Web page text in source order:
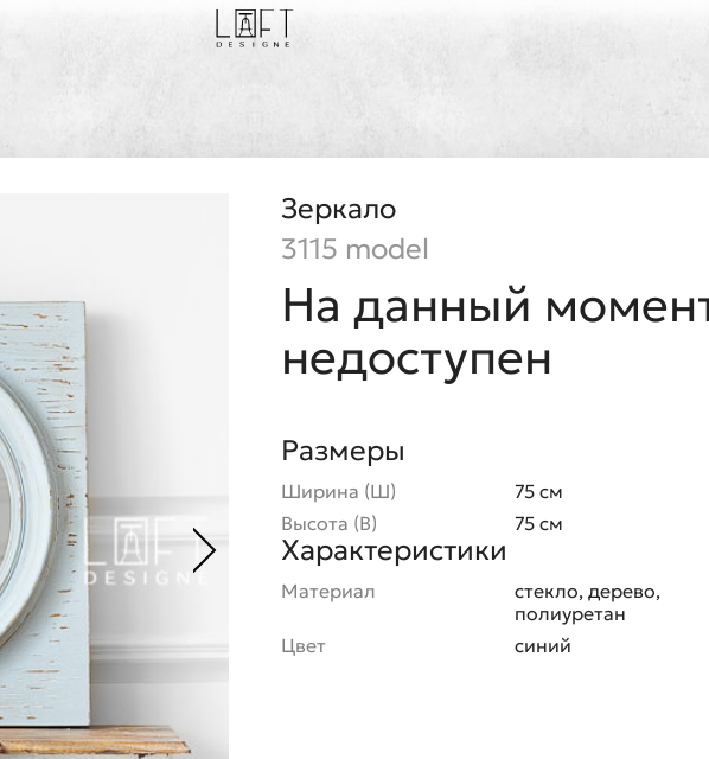
Зеркало
3115 model
На данный
недоступен
Размеры
Ширина (Ш)
75 см
Высота (В)
75 см
Характеристики
Материал
стекло, дерево,
полиуретан
Цвет
синий